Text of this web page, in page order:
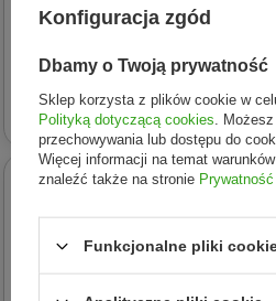
Norsan
rybny kwasy tłuszczowe 200
93,29 zł
24h
Konfiguracja zgód
Dbamy o Twoją prywatność
Sklep korzysta z plików cookie w
Polityką dotyczącą cookies .
przechowywania lub dostępu do
Więcej informacji na temat
znaleźć także na stronie
Funkcjonalne pliki